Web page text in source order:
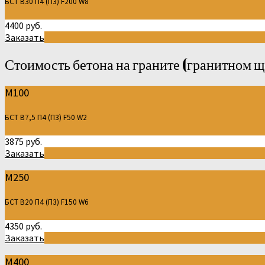
4400 руб.
Заказать
Стоимость бетона на граните (гранитном
М100
БСТ В7,5 П4 (П3) F50 W2
3875 руб.
Заказать
М250
БСТ В20 П4 (П3) F150 W6
4350 руб.
Заказать
М400